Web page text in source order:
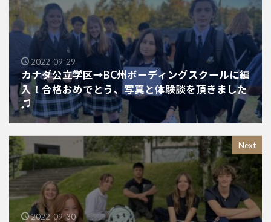
2022-09-29
カナダ公立学区→BC州ボーディングスクールに編
入！合格おめでとう、写真と体験談を頂きました
♫
Next
2022-09-30